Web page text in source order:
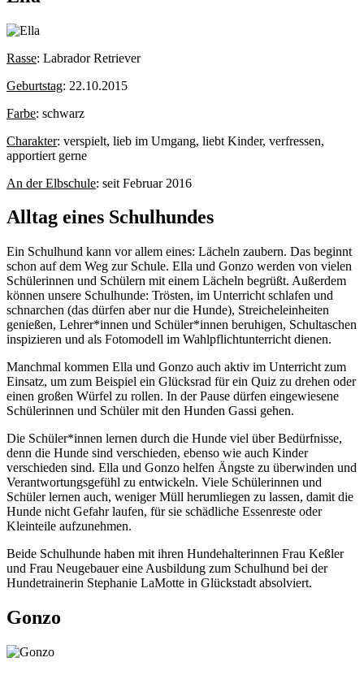
Rasse: Labrador Retriever
Geburtstag: 22.10.2015
Farbe: schwarz
Charakter: verspielt, lieb im Umgang, liebt Kinder, verfressen,
apportiert gerne
An der Elbschule: seit Februar 2016
Alltag eines Schulhundes
Ein Schulhund kann vor allem eines: Lächeln zaubern. Das beginnt
schon auf dem Weg zur Schule. Ella und Gonzo werden von vielen
Schülerinnen und Schülern mit einem Lächeln begrüßt. Außerdem
können unsere Schulhunde: Trösten, im Unterricht schlafen und
schnarchen (das dürfen aber nur die Hunde), Streicheleinheiten
genießen, Lehrer*innen und Schüler*innen beruhigen, Schultaschen
inspizieren und als Fotomodell im Wahlpflichtunterricht dienen.
Manchmal kommen Ella und Gonzo auch aktiv im Unterricht zum
Einsatz, um zum Beispiel ein Glücksrad für ein Quiz zu drehen oder
einen großen Würfel zu rollen. In der Pause dürfen eingewiesene
Schülerinnen und Schüler mit den Hunden Gassi gehen.
Die Schüler*innen lernen durch die Hunde viel über Bedürfnisse,
denn die Hunde sind verschieden, ebenso wie auch Kinder
verschieden sind. Ella und Gonzo helfen Ängste zu überwinden und
Verantwortungsgefühl zu entwickeln. Viele Schülerinnen und
Schüler lernen auch, weniger Müll herumliegen zu lassen, damit die
Hunde nicht Gefahr laufen, für sie schädliche Essenreste oder
Kleinteile aufzunehmen.
Beide Schulhunde haben mit ihren Hundehalterinnen Frau Keßler
und Frau Neugebauer eine Ausbildung zum Schulhund bei der
Hundetrainerin Stephanie LaMotte in Glückstadt absolviert.
Gonzo